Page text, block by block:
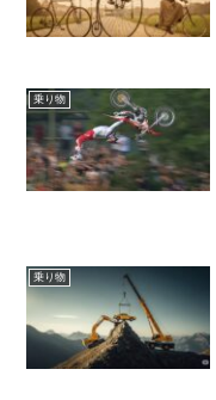
乗り物
乗り物